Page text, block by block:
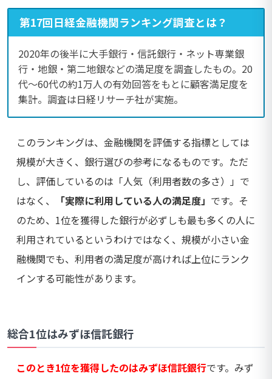
第17回日経金融機関ランキング調査とは？
2020年の後半に大手銀行・信託銀行・ネット専業銀
行・地銀・第二地銀などの満足度を調査したもの。20
代〜60代の約1万人の有効回答をもとに顧客満足度を
集計。調査は日経リサーチ社が実施。
このランキングは、金融機関を評価する指標としては
規模が大きく、銀行選びの参考になるものです。ただ
し、評価しているのは「人気（利用者数の多さ）」で
はなく、
「実際に利用している人の満足度」 です。そ
のため、1位を獲得した銀行が必ずしも最も多くの人に
利用されているというわけではなく、規模が小さい金
融機関でも、利用者の満足度が高ければ上位にランク
インする可能性があります。
総合1位はみずほ信託銀行
このとき1位を獲得したのはみずほ信託銀行です。みず